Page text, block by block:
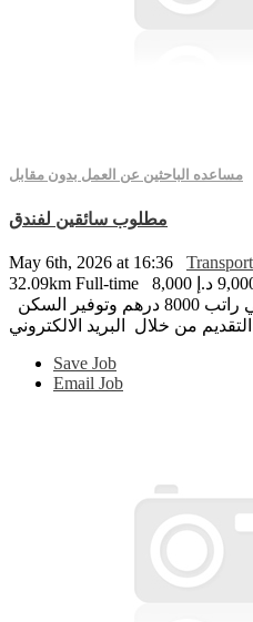
مساعده الباحثين عن العمل بدون مقابل
مطلوب سائقين لفندق
May 6th, 2026 at 16:36
32.09km Full-time
Save Job
Email Job